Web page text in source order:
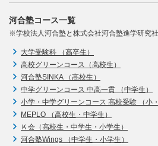
河合塾コース一覧
※学校法人河合塾と株式会社河合塾進学研究
大学受験科 （高卒生）
高校グリーンコース（高校生）
河合塾SINKA （高校生）
中学グリーンコース 中高一貫 （中学生）
小学・中学グリーンコース 高校受験 （小
MEPLO （高校生・中学生）
Ｋ会（高校生・中学生・小学生）
河合塾Wings （中学生・小学生）